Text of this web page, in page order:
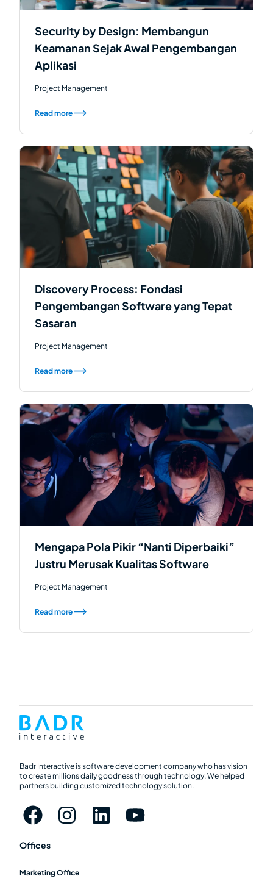
Security by Design: Membangun
Keamanan Sejak Awal Pengembangan
Aplikasi
Project Management
Read more
Discovery Process: Fondasi
Pengembangan Software yang Tepat
Sasaran
Project Management
Read more
Mengapa Pola Pikir “Nanti Diperbaiki”
Justru Merusak Kualitas Software
Project Management
Read more
Badr Interactive is software development company who has vision
to create millions daily goodness through technology. We helped
partners building customized technology solution.
Offices
Marketing Office